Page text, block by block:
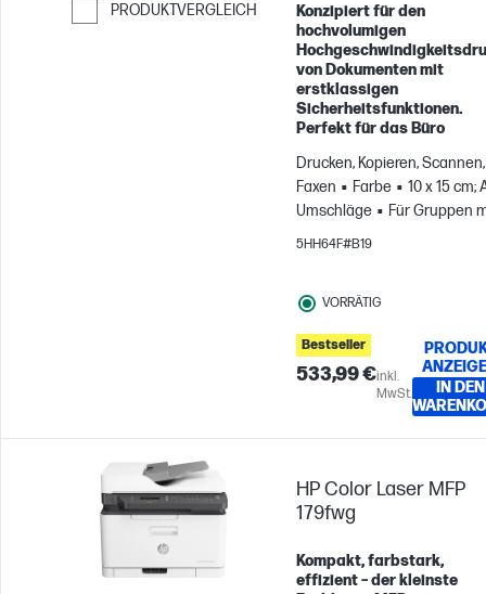
PRODUKTVERGLEICH
Weiter zum Vergleichen
Konzipiert für den
hochvolumigen
von Dokumenten mit
erstklassigen
Sicherheitsfunktionen.
Perfekt für das Büro
Drucken, Kopieren, Scannen,
Faxen
Farbe
10 x 15 cm;
Umschläge
Für Gruppen
bis zu 10 Benutzern; Druckt
5HH64F#B19
VORRÄTIG
Bestseller
533,99 €inkl.
MwSt.
IN DEN
HP Color Laser MFP
179fwg
Kompakt, farbstark,
effizient – der kleinste